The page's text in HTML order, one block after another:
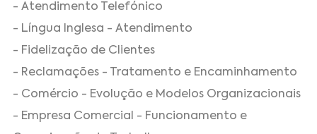
- Atendimento Telefónico
- Língua Inglesa - Atendimento
- Fidelização de Clientes
- Reclamações - Tratamento e Encaminhamento
- Comércio - Evolução e Modelos Organizacionais
- Empresa Comercial - Funcionamento e